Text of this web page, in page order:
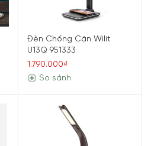
Đèn Chống Cận Wilit
U13Q 951333
1.790.000₫
So sánh